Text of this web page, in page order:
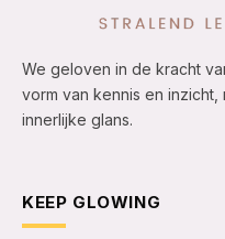
We geloven in de kracht
vorm van kennis en
innerlijke glans.
KEEP GLOWING